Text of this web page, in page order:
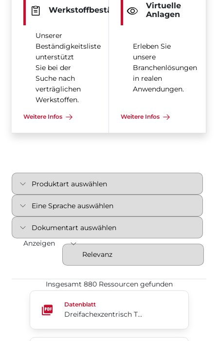
Werkstoffbeständigkeit
Unserer
Beständigkeitsliste
unterstützt
Sie bei der
Suche nach
verträglichen
Werkstoffen.
Weitere Infos
Virtuelle
Anlagen
Erleben Sie
unsere
Branchenlösungen
in realen
Anwendungen.
Weitere Infos
Anzeigen
Insgesamt 880 Ressourcen gefunden
Dreifachexzentrisch Tri Lok®-Cx
Datenblatt
Dreifachexzentrisch Tri Lok®-Cx